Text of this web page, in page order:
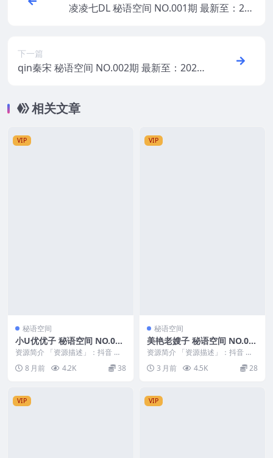
凌凌七DL 秘语空间 NO.001期 最新至：202
下一篇
qin秦宋 秘语空间 NO.002期 最新至：2025.
相关文章
VIP
秘语空间
小U优优子 秘语空间 NO.037
期 最新至：2025.12.18
资源简介 「资源描述」：抖音 小u
优优子 秘语空间 NO.037期 【19
P】最...
8 月前 4.2K 38
VIP
秘语空间
美艳老嫂子 秘语空间 NO.00
7期 最新至：2026.5.16
资源简介 「资源描述」：抖音 美
艳老嫂子 秘语空间 NO.007期 【2
5P】最...
3 月前 4.5K 28
VIP VIP